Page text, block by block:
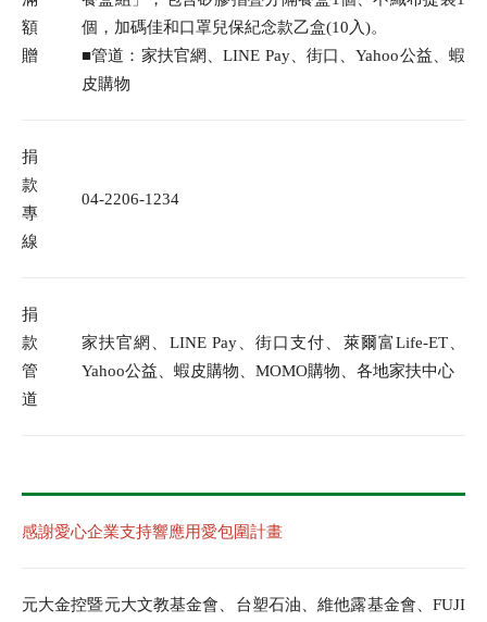
額
贈
個，加碼佳和口罩兒保紀念款乙盒(10入)。
■管道：家扶官網、LINE Pay、街口、Yahoo公益、蝦
皮購物
捐
款
專
線
04-2206-1234
捐
款
管
道
家扶官網、LINE Pay、街口支付、萊爾富Life-ET、
Yahoo公益、蝦皮購物、MOMO購物、各地家扶中心
感謝愛心企業支持響應用愛包圍計畫
元大金控暨元大文教基金會、台塑石油、維他露基金會、FUJI